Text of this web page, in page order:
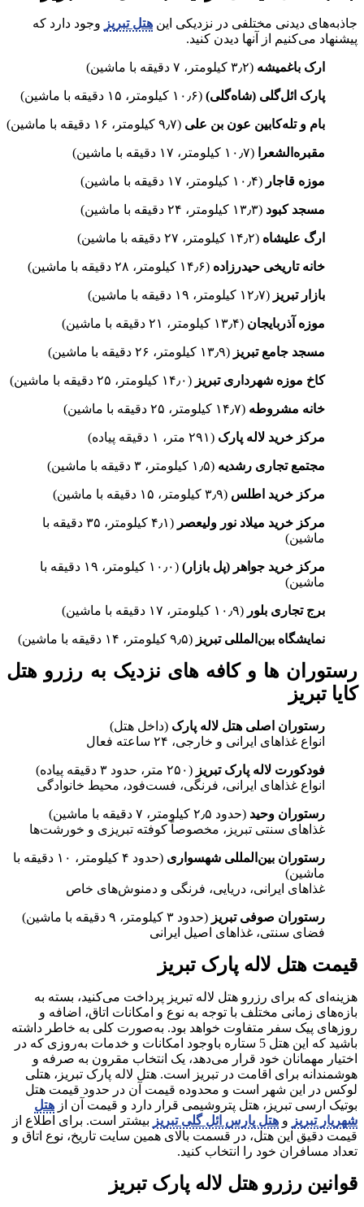
جاذبه‌های دیدنی مختلفی در نزدیکی این هتل تبریز وجود دارد که
پیشنهاد می‌کنیم از آنها دیدن کنید.
ارک باغمیشه (۳٫۲ کیلومتر، ۷ دقیقه با ماشین)
پارک ائل‌گلی (شاه‌گلی) (۱۰٫۶ کیلومتر، ۱۵ دقیقه با ماشین)
بام و تله‌کابین عون بن علی (۹٫۷ کیلومتر، ۱۶ دقیقه با ماشین)
مقبره‌الشعرا (۱۰٫۷ کیلومتر، ۱۷ دقیقه با ماشین)
موزه قاجار (۱۰٫۴ کیلومتر، ۱۷ دقیقه با ماشین)
مسجد کبود (۱۳٫۳ کیلومتر، ۲۴ دقیقه با ماشین)
ارگ علیشاه (۱۴٫۲ کیلومتر، ۲۷ دقیقه با ماشین)
خانه تاریخی حیدرزاده (۱۴٫۶ کیلومتر، ۲۸ دقیقه با ماشین)
بازار تبریز (۱۲٫۷ کیلومتر، ۱۹ دقیقه با ماشین)
موزه آذربایجان (۱۳٫۴ کیلومتر، ۲۱ دقیقه با ماشین)
مسجد جامع تبریز (۱۳٫۹ کیلومتر، ۲۶ دقیقه با ماشین)
کاخ موزه شهرداری تبریز (۱۴٫۰ کیلومتر، ۲۵ دقیقه با ماشین)
خانه مشروطه (۱۴٫۷ کیلومتر، ۲۵ دقیقه با ماشین)
مرکز خرید لاله پارک (۲۹۱ متر، ۱ دقیقه پیاده)
مجتمع تجاری رشدیه (۱٫۵ کیلومتر، ۳ دقیقه با ماشین)
مرکز خرید اطلس (۳٫۹ کیلومتر، ۱۵ دقیقه با ماشین)
مرکز خرید میلاد نور ولیعصر
(۴٫۱ کیلومتر، ۳۵ دقیقه با
ماشین)
مرکز خرید جواهر (پل بازار)
(۱۰٫۰ کیلومتر، ۱۹ دقیقه با
ماشین)
برج تجاری بلور (۱۰٫۹ کیلومتر، ۱۷ دقیقه با ماشین)
نمایشگاه بین‌المللی تبریز (۹٫۵ کیلومتر، ۱۴ دقیقه با ماشین)
رستوران ها و کافه های نزدیک به رزرو هتل
کایا تبریز
رستوران اصلی هتل لاله پارک (داخل هتل)
انواع غذاهای ایرانی و خارجی، ۲۴ ساعته فعال
فودکورت لاله پارک تبریز (۲۵۰ متر، حدود ۳ دقیقه پیاده)
انواع غذاهای ایرانی، فرنگی، فست‌فود، محیط خانوادگی
رستوران وحید (حدود ۲٫۵ کیلومتر، ۷ دقیقه با ماشین)
غذاهای سنتی تبریز، مخصوصاً کوفته تبریزی و خورشت‌ها
رستوران بین‌المللی شهسواری
(حدود ۴ کیلومتر، ۱۰ دقیقه با
ماشین)
غذاهای ایرانی، دریایی، فرنگی و دمنوش‌های خاص
رستوران صوفی تبریز (حدود ۳ کیلومتر، ۹ دقیقه با ماشین)
فضای سنتی، غذاهای اصیل ایرانی
قیمت هتل لاله پارک تبریز
هزینه‌ای که برای رزرو هتل لاله تبریز پرداخت می‌کنید، بسته به
بازه‌‌های زمانی مختلف با توجه به نوع و امکانات اتاق، اضافه و
روزهای پیک سفر متفاوت خواهد بود. به‌صورت کلی به خاطر داشته
باشید که این هتل 5 ستاره باوجود امکانات و خدمات به‌روزی که در
اختیار مهمانان خود قرار می‌دهد، یک انتخاب مقرون به صرفه و
هوشمندانه برای اقامت در تبریز است. هتل لاله پارک تبریز، هتلی
لوکس در این شهر است و محدوده قیمت آن در حدود قیمت هتل
بوتیک ارسی تبریز، هتل پتروشیمی قرار دارد و قیمت آن از هتل
شهریار تبریز و هتل پارس ائل گلی تبریز بیشتر است. برای اطلاع از
قیمت دقیق این هتل، در قسمت بالای همین سایت تاریخ، نوع اتاق و
تعداد مسافران خود را انتخاب کنید.
قوانین رزرو هتل لاله پارک تبریز